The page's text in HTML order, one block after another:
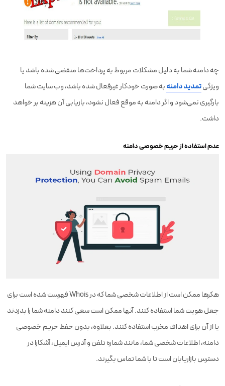
چه دامنه شما به دلیل مشکلات مربوط به پرداخت‌ها منقضی شده باشد یا
ویژگیتمدید دامنهبه صورت خودکار غیرفعال شده باشد، وب سایت شما
بارگیری نمی‌شود و اگر دامنه به موقع فعال نشود، بازیابی آن هزینه بر خواهد
داشت.
عدم استفاده از حریم خصوصی دامنه
هکرها ممکن است از اطلاعات شخصی شما که در Whois فهرست شده است برای
جعل هویت شما استفاده کنند. آنها ممکن است سعی کنند دامنه شما را بدزدند
یا از آن برای اهداف مخرب استفاده کنند. بعلاوه، بدون حفظ حریم خصوصی
دامنه، اطلاعات شخصی شما، مانند شماره تلفن و آدرس ایمیل، آشکارا در
دسترس بازاریابان است تا با شما تماس بگیرند.